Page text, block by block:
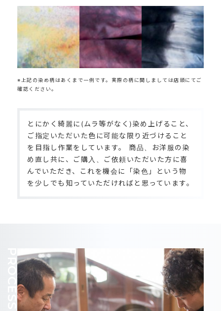
※上記の染め柄はあくまで一例です。実際の柄に関しましては店頭にてご
確認ください。
とにかく綺麗に(ムラ等がなく)染め上げること、
ご指定いただいた色に可能な限り近づけること
を目指し作業をしています。 商品、お洋服の染
め直し共に、ご購入、ご依頼いただいた方に喜
んでいただき、これを機会に「染色」という物
を少しでも知っていただければと思っています。
PROCESS